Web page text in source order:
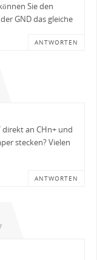
Sie den
GND das gleiche
ANTWORTEN
direkt an CHn+ und
stecken? Vielen
ANTWORTEN